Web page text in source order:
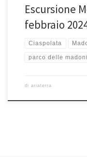
Escursione
febbraio
Ciaspolata
parco delle
di ariaterra